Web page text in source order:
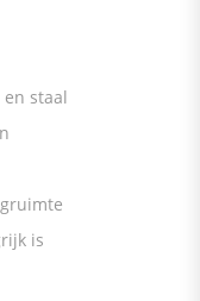
staal
is